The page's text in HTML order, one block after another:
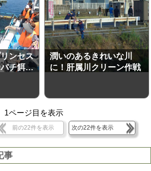
ンセス
パチ餌…
潤いのあるきれいな川
に！肝属川クリーン作戦
1ページ目を表示
前の22件を表示 次の22件を表示
事